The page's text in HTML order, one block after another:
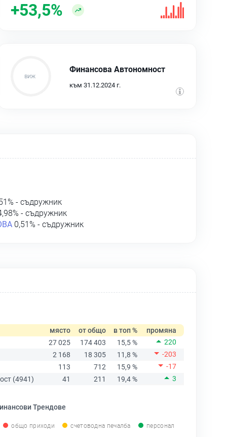
+53,5%
Финансова Автономност
към 31.12.2024 г.
- съдружник
- съдружник
0,51% - съдружник
място от общо в топ %
промяна
27 025
174 403 15,5 %
220
2 168
18 305 11,8 %
-203
113
712 15,9 %
-17
(4941)
41 211 19,4 % 3
Трендове
общо приходи счетоводна печалба персонал